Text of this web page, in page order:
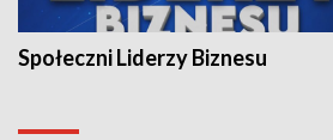
Społeczni Liderzy Biznesu